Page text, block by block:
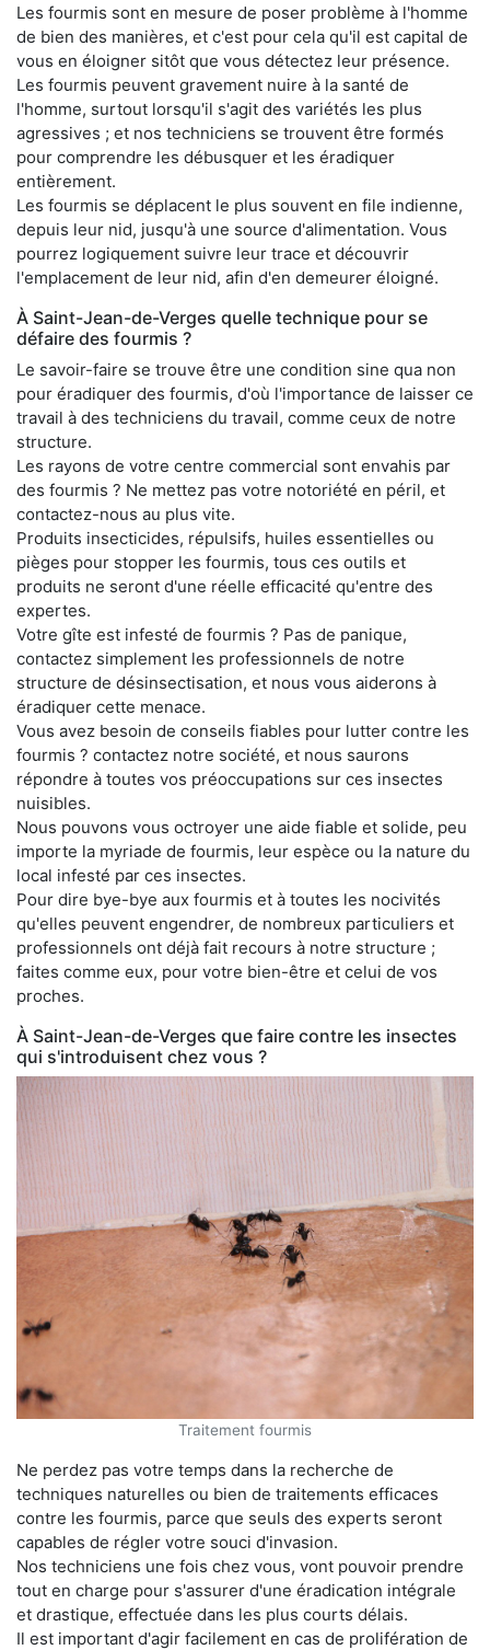
Les fourmis sont en mesure de poser problème à l'homme
de bien des manières, et c'est pour cela qu'il est capital de
vous en éloigner sitôt que vous détectez leur présence.
Les fourmis peuvent gravement nuire à la santé de
l'homme, surtout lorsqu'il s'agit des variétés les plus
agressives ; et nos techniciens se trouvent être formés
pour comprendre les débusquer et les éradiquer
entièrement.
Les fourmis se déplacent le plus souvent en file indienne,
depuis leur nid, jusqu'à une source d'alimentation. Vous
pourrez logiquement suivre leur trace et découvrir
l'emplacement de leur nid, afin d'en demeurer éloigné.
À Saint-Jean-de-Verges quelle technique pour se
défaire des fourmis ?
Le savoir-faire se trouve être une condition sine qua non
pour éradiquer des fourmis, d'où l'importance de laisser ce
travail à des techniciens du travail, comme ceux de notre
structure.
Les rayons de votre centre commercial sont envahis par
des fourmis ? Ne mettez pas votre notoriété en péril, et
contactez-nous au plus vite.
Produits insecticides, répulsifs, huiles essentielles ou
pièges pour stopper les fourmis, tous ces outils et
produits ne seront d'une réelle efficacité qu'entre des
expertes.
Votre gîte est infesté de fourmis ? Pas de panique,
contactez simplement les professionnels de notre
structure de désinsectisation, et nous vous aiderons à
éradiquer cette menace.
Vous avez besoin de conseils fiables pour lutter contre les
fourmis ? contactez notre société, et nous saurons
répondre à toutes vos préoccupations sur ces insectes
nuisibles.
Nous pouvons vous octroyer une aide fiable et solide, peu
importe la myriade de fourmis, leur espèce ou la nature du
local infesté par ces insectes.
Pour dire bye-bye aux fourmis et à toutes les nocivités
qu'elles peuvent engendrer, de nombreux particuliers et
professionnels ont déjà fait recours à notre structure ;
faites comme eux, pour votre bien-être et celui de vos
proches.
À Saint-Jean-de-Verges que faire contre les insectes
qui s'introduisent chez vous ?
Traitement fourmis
Ne perdez pas votre temps dans la recherche de
techniques naturelles ou bien de traitements efficaces
contre les fourmis, parce que seuls des experts seront
capables de régler votre souci d'invasion.
Nos techniciens une fois chez vous, vont pouvoir prendre
tout en charge pour s'assurer d'une éradication intégrale
et drastique, effectuée dans les plus courts délais.
Il est important d'agir facilement en cas de prolifération de